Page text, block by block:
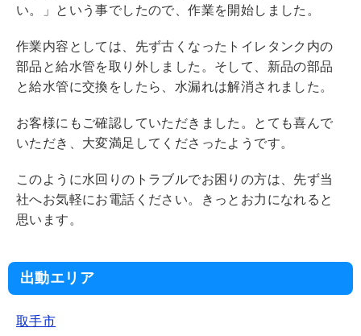
い。」という事でしたので、作業を開始しました。
作業内容としては、先ず古くなったトイレタンク内の
部品と給水管を取り外しました。そして、新品の部品
と給水管に交換をしたら、水漏れは解消されました。
お客様にもご確認していただきました。とても喜んで
いただき、大変満足してくださったようです。
このように水回りのトラブルでお困りの方は、先ず当
社へお気軽にお電話ください。きっとお力になれると
思います。
出動エリア
取手市